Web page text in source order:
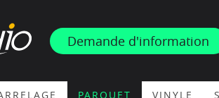
Demande d'information
PARQUET VINYLE